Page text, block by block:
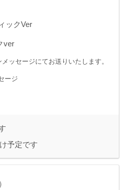
ックVer
ver
ッセージにてお送りいたします。
ージ
予定です